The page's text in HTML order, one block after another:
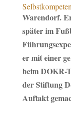
Warendorf.
später im
er mit einer
beim DOKR-
der Stiftung
Auftakt